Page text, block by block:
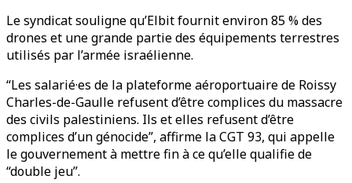
Le syndicat souligne qu’Elbit fournit environ 85 % des
drones et une grande partie des équipements terrestres
utilisés par l’armée israélienne.
“Les salarié·es de la plateforme aéroportuaire de Roissy
Charles-de-Gaulle refusent d’être complices du massacre
des civils palestiniens. Ils et elles refusent d’être
complices d’un génocide”, affirme la CGT 93, qui appelle
le gouvernement à mettre fin à ce qu’elle qualifie de
“double jeu”.